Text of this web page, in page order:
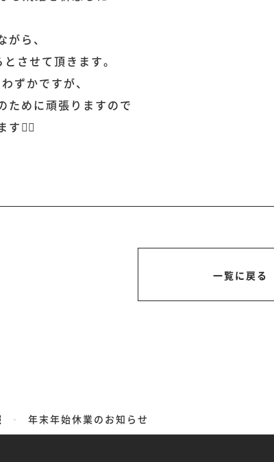
ら、
させて頂きます。
ずかですが、
ために頑張りますので
す🙇‍♀️
一覧に戻る
- 年末年始休業のお知らせ